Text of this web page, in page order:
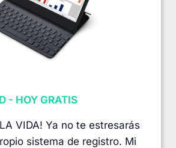
- HOY GRATIS
LA VIDA! Ya no te estresarás
sistema de registro. Mi